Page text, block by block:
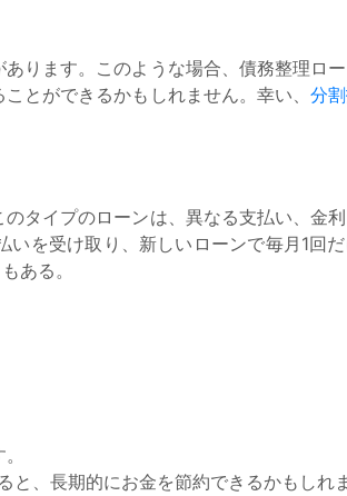
ります。このような場合、債務整理ロ
とができるかもしれません。幸い、分
タイプのローンは、異なる支払い、金
を受け取り、新しいローンで毎月1回
ある。
、長期的にお金を節約できるかもしれま